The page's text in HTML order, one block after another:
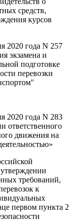
средств,
курсов
2020 года N 257
экзамена и
подготовке
перевозки
2020 года N 283
ответственного
движения на
требований,
к
первом пункта 2